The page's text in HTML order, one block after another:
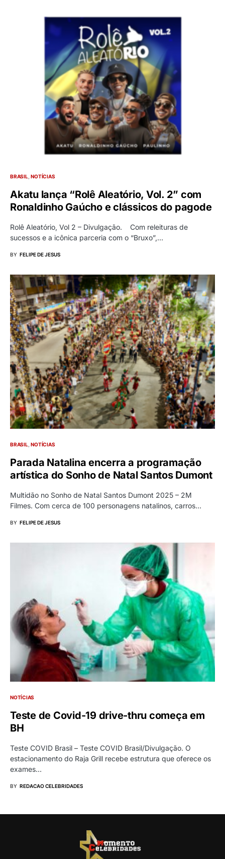
BRASIL NOTÍCIAS
Akatu lança “Rolê Aleatório, Vol. 2” com
Ronaldinho Gaúcho e clássicos do pagode
Rolê Aleatório, Vol 2 – Divulgação. Com releituras de
sucessos e a icônica parceria com o “Bruxo”,…
BY FELIPE DE JESUS
BRASIL NOTÍCIAS
Parada Natalina encerra a programação
artística do Sonho de Natal Santos Dumont
Multidão no Sonho de Natal Santos Dumont 2025 – 2M
Filmes. Com cerca de 100 personagens natalinos, carros…
BY FELIPE DE JESUS
NOTÍCIAS
Teste de Covid-19 drive-thru começa em
BH
Teste COVID Brasil – Teste COVID Brasil/Divulgação. O
estacionamento do Raja Grill recebe estrutura que oferece os
exames…
BY REDACAO CELEBRIDADES